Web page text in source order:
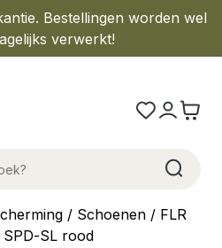
Bestellingen worden wel
verwerkt!
/ Schoenen / FLR
SL rood